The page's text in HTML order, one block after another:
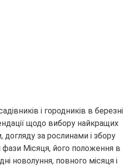
і городників в березні
щодо вибору найкращих
догляду за рослинами і збору
Місяця, його положення в
новолуння, повного місяця і